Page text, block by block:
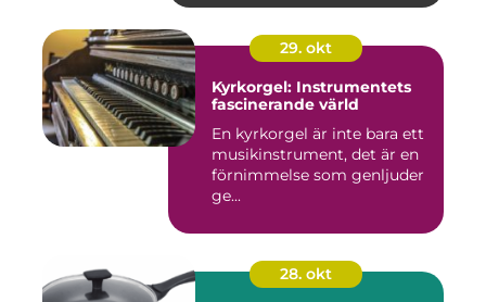
29. okt
Kyrkorgel: Instrumentets
fascinerande värld
En kyrkorgel är inte bara ett
musikinstrument, det är en
förnimmelse som genljuder
ge...
28. okt